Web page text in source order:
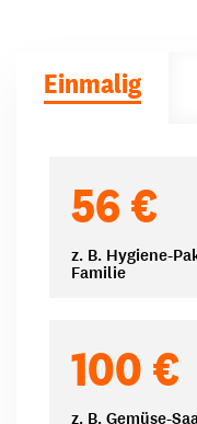
Einmalig
56 €
z. B. Hygiene-
Familie
100 €
z. B. Gemüse-